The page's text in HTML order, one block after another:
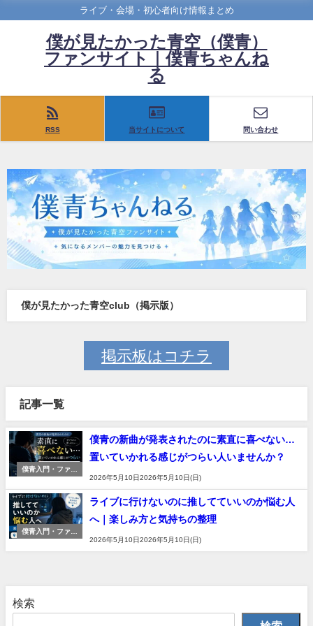
ライブ・会場・初心者向け情報まとめ
僕が見たかった青空（僕青）
ファンサイト｜僕青ちゃんね
る
RSS 当サイトについて 問い合わせ
僕が見たかった青空club（掲示版）
掲示板はコチラ
記事一覧
僕青入門・ファン
僕青の新曲が発表されたのに素直に喜べない…
置いていかれる感じがつらい人いませんか？
2026年5月10日2026年5月10日(日)
僕青入門・ファン
ライブに行けないのに推してていいのか悩む人
へ｜楽しみ方と気持ちの整理
2026年5月10日2026年5月10日(日)
検索